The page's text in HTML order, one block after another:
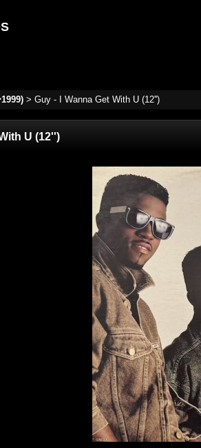
> Guy - I Wanna Get With U (12'')
U (12'')